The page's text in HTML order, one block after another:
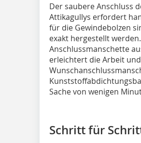
Der saubere Anschluss
Attikagullys erfordert
für die Gewindebolzen
exakt hergestellt
Anschlussmanschette
erleichtert die Arbeit
Sache von wenigen
Schritt für